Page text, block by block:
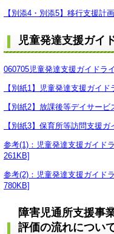
【別添4・別添5】移行支援計
児童発達支援ガイ
060705児童発達支援ガイドラ
【別紙1】児童発達支援ガイ
【別紙2】放課後等デイサー
【別紙3】保育所等訪問支援
参考(1)：児童発達支援ガイド
261KB]
参考(2)：児童発達支援ガイド
780KB]
障害児通所支援事
評価の流れについ